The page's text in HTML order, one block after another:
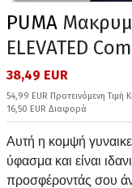
PUMA
ELEVATED
38,49 EUR
54,99 EUR Προτεινόμενη Τιμή
16,50 EUR Διαφορά
Αυτή η κομψή
ύφασμα και είναι
προσφέροντάς σου